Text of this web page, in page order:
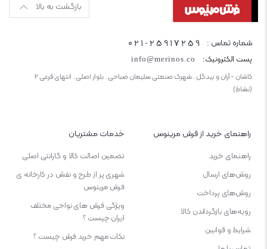
بازگشت به بالا
شماره تماس : 021-25917259
پست الکترونیک: info@merinos.co
کاشان - آران و بیدگل . شهرک صنعتی سلیمان صباحی . بلوار اصلی . انتهای فرعی ۲
(نشاط)
راهنمای خرید از فرش مرینوس
راهنمای خرید
روش‌های ارسال
روش‌های پرداخت
رویه‌های بازگرداندن کالا
شرایط و قوانین
خدمات مشتریان
تضمین اصالت کالا و گارانتی اصلی
شهری پر از طرح و نقش در کارخانه ی
فرش مرینوس
ویژگی‌ فرش‌ های نواحی مختلف
ایران چیست ؟
نکات مهم خرید فرش چیست ؟